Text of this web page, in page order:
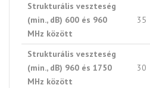
Strukturális veszteség
(min., dB) 600 és 960
MHz között
35
Strukturális veszteség
(min., dB) 960 és 1750
MHz között
30